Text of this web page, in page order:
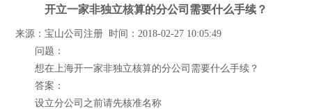
开立一家非独立核算的分公司需要什么手续？
来源：宝山公司注册 时间：2018-02-27 10:05:49
问题：
想在上海开一家非独立核算的分公司需要什么手续？
答案：
设立分公司之前请先核准名称